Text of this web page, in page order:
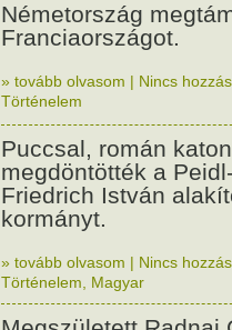
Németország
Franciaországot.
» tovább olvasom | Nincs
Történelem
Puccsal, román
megdöntötték a
Friedrich István
kormányt.
» tovább olvasom | Nincs
Történelem
Magyar